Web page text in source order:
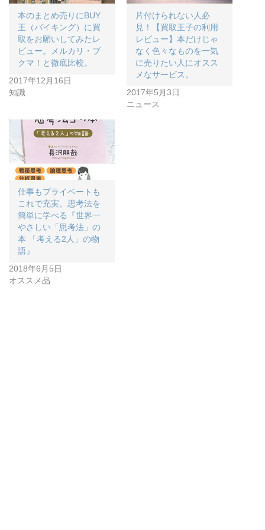
本のまとめ売りにBUY
王（バイキング）に買
取をお願いしてみたレ
ビュー。メルカリ・ブ
クマ！と徹底比較。
2017年12月16日
知識
片付けられない人必
見！【買取王子の利用
レビュー】本だけじゃ
なく色々なものを一気
に売りたい人にオスス
メなサービス。
2017年5月3日
ニュース
仕事もプライベートも
これで充実。思考法を
簡単に学べる『世界一
やさしい「思考法」の
本 「考える2人」の物
語』
2018年6月5日
オススメ品